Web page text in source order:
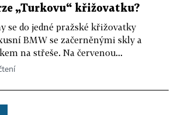
„Turkovu“ křižovatku?
se do jedné pražské křižovatky
BMW se začerněnými skly a
na střeše. Na červenou...